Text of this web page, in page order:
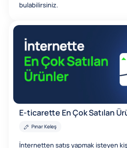
bulabilirsiniz.
E-ticarette En Çok Satılan
Pınar Keleş
İnternetten satış yapmak isteyen